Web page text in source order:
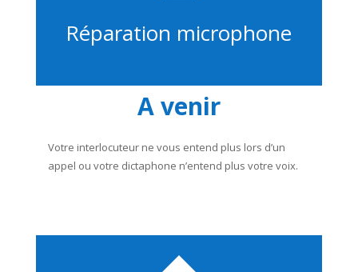
Réparation microphone
A venir
Votre interlocuteur ne vous entend plus lors d’un
appel ou votre dictaphone n’entend plus votre voix.